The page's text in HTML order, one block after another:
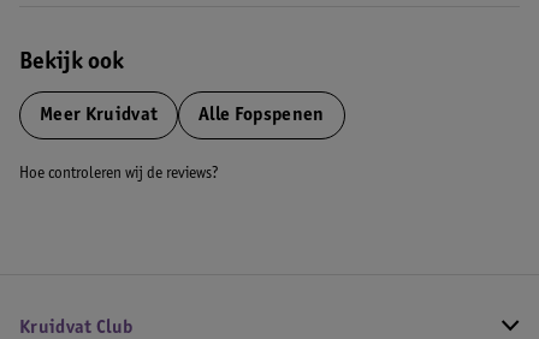
Bekijk ook
Meer Kruidvat Alle Fopspenen
Hoe controleren wij de reviews?
Kruidvat Club